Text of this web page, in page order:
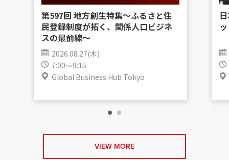
第597回 地方創生特集〜ふるさと住
民登録制度が拓く、関係人口ビジネ
スの最前線〜
2026.08.27(木)
7:00～9:15
Global Business Hub Tokyo
VIEW MORE